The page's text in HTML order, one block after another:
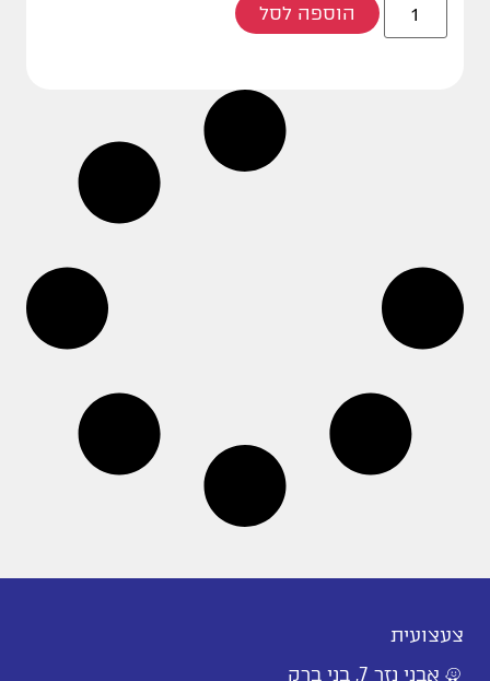
הוספה לסל
צעצועית
אבני נזר 7, בני ברק